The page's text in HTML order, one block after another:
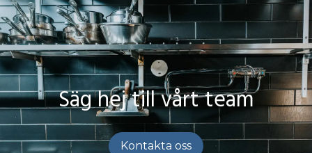
Säg hej till vårt team
Kontakta oss